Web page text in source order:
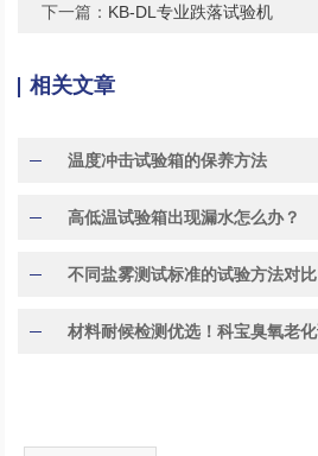
下一篇： KB-DL专业跌落试验机
相关文章
温度冲击试验箱的保养方法
高低温试验箱出现漏水怎么办？
不同盐雾测试标准的试验方法对比